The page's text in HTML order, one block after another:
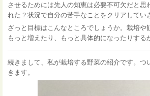
させるためには先人の知恵は必要不可欠だと思
れた？状況で自分の苦手なことをクリアしてい
ざっと目標はこんなところでしょうか。栽培や
もっと増えたり、もっと具体的になったりする
続きまして、私が栽培する野菜の紹介です。つ
きます。